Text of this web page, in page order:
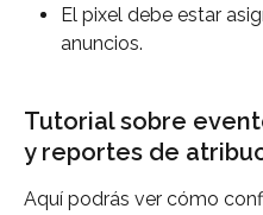
El pixel debe estar
anuncios.
Tutorial sobre
y reportes de
Aquí podrás ver cómo